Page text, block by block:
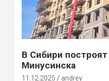
В Сибири
Минусинска
11.12.2025 andrey